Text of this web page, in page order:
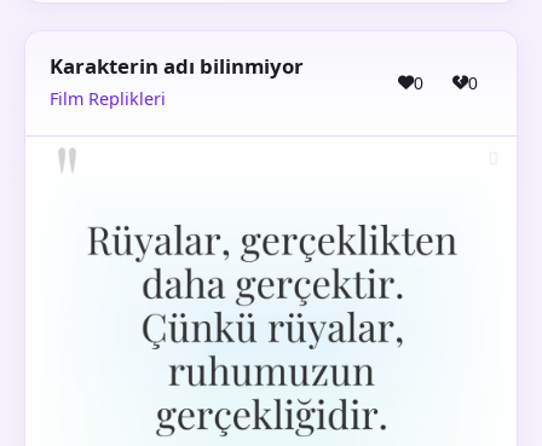
Karakterin adı bilinmiyor
Film Replikleri
0 0